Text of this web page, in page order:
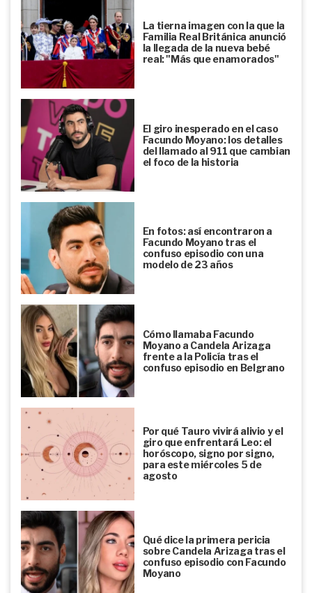
La tierna imagen con la que la
Familia Real Británica anunció
la llegada de la nueva bebé
real: "Más que enamorados"
El giro inesperado en el caso
Facundo Moyano: los detalles
del llamado al 911 que cambian
el foco de la historia
En fotos: así encontraron a
Facundo Moyano tras el
confuso episodio con una
modelo de 23 años
Cómo llamaba Facundo
Moyano a Candela Arizaga
frente a la Policía tras el
confuso episodio en Belgrano
Por qué Tauro vivirá alivio y el
giro que enfrentará Leo: el
horóscopo, signo por signo,
para este miércoles 5 de
agosto
Qué dice la primera pericia
sobre Candela Arizaga tras el
confuso episodio con Facundo
Moyano